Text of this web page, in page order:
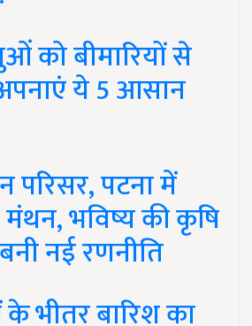
को बीमारियों से
ये 5 आसान
परिसर, पटना में
मंथन, भविष्य की कृषि
नई रणनीति
भीतर बारिश का